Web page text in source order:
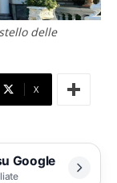
delle
X
Google